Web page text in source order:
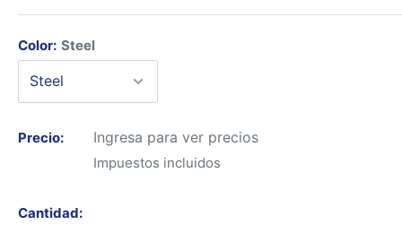
Color: Steel
Precio: Ingresa para ver precios
Impuestos incluidos
Cantidad: